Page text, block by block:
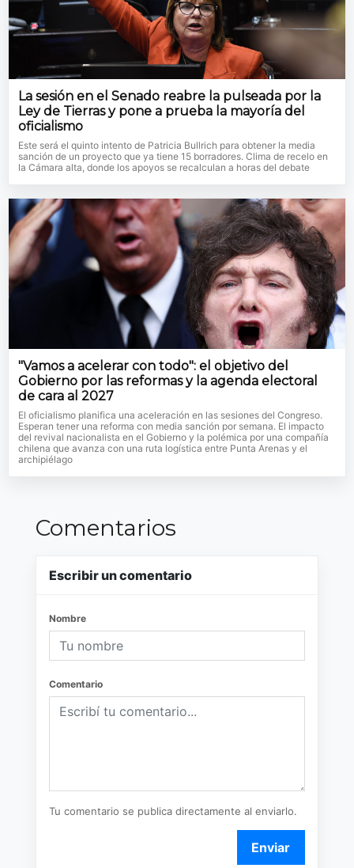
La sesión en el Senado reabre la pulseada por la
Ley de Tierras y pone a prueba la mayoría del
oficialismo
Este será el quinto intento de Patricia Bullrich para obtener la media
sanción de un proyecto que ya tiene 15 borradores. Clima de recelo en
la Cámara alta, donde los apoyos se recalculan a horas del debate
"Vamos a acelerar con todo": el objetivo del
Gobierno por las reformas y la agenda electoral
de cara al 2027
El oficialismo planifica una aceleración en las sesiones del Congreso.
Esperan tener una reforma con media sanción por semana. El impacto
del revival nacionalista en el Gobierno y la polémica por una compañía
chilena que avanza con una ruta logística entre Punta Arenas y el
archipiélago
Comentarios
Escribir un comentario
Nombre
Comentario
Tu comentario se publica directamente al enviarlo.
Enviar